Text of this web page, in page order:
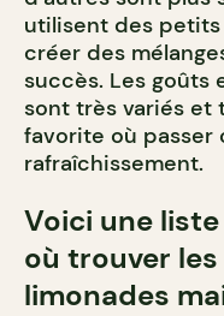
utilisent des
créer des
succès. Les goûts
sont très variés et
favorite où passer
rafraîchissement.
Voici une
où trouver
limonades